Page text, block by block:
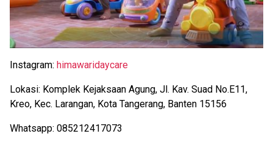
Instagram: himawaridaycare
Lokasi: Komplek Kejaksaan Agung, Jl. Kav. Suad No.E11,
Kreo, Kec. Larangan, Kota Tangerang, Banten 15156
Whatsapp: 085212417073